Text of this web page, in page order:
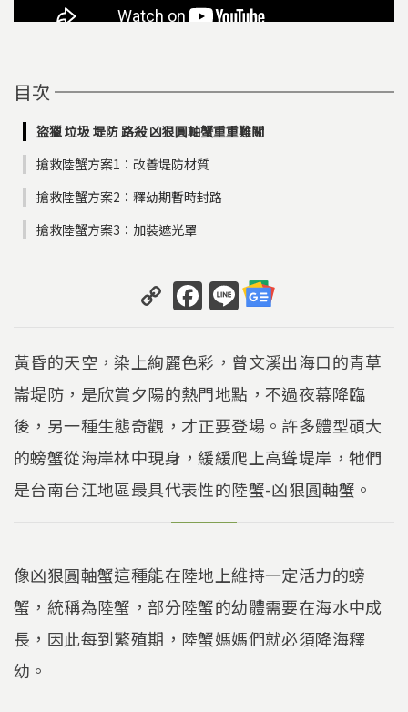
目次
盜獵 垃圾 堤防 路殺 凶狠圓軸蟹重重難關
搶救陸蟹方案1：改善堤防材質
搶救陸蟹方案2：釋幼期暫時封路
搶救陸蟹方案3：加裝遮光罩
C
o
p
y
Li
n
k
F
a
c
e
b
o
o
k
Li
n
e
黃昏的天空，染上絢麗色彩，曾文溪出海口的青草
崙堤防，是欣賞夕陽的熱門地點，不過夜幕降臨
後，另一種生態奇觀，才正要登場。許多體型碩大
的螃蟹從海岸林中現身，緩緩爬上高聳堤岸，牠們
是台南台江地區最具代表性的陸蟹-凶狠圓軸蟹。
像凶狠圓軸蟹這種能在陸地上維持一定活力的螃
蟹，統稱為陸蟹，部分陸蟹的幼體需要在海水中成
長，因此每到繁殖期，陸蟹媽媽們就必須降海釋
幼。